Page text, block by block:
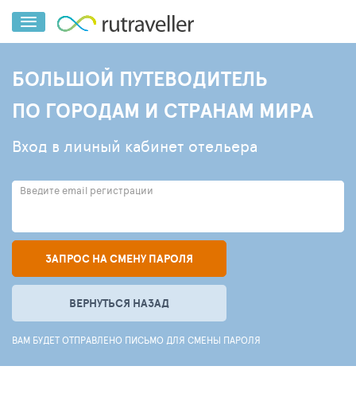
БОЛЬШОЙ ПУТЕВОДИТЕЛЬ
ПО ГОРОДАМ И СТРАНАМ МИРА
Вход в личный кабинет отельера
Введите email регистрации
ЗАПРОС НА СМЕНУ ПАРОЛЯ
ВЕРНУТЬСЯ НАЗАД
ВАМ БУДЕТ ОТПРАВЛЕНО ПИСЬМО ДЛЯ СМЕНЫ ПАРОЛЯ